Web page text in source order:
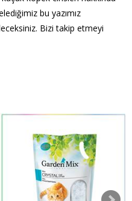
bu yazımız
Bizi takip etmeyi